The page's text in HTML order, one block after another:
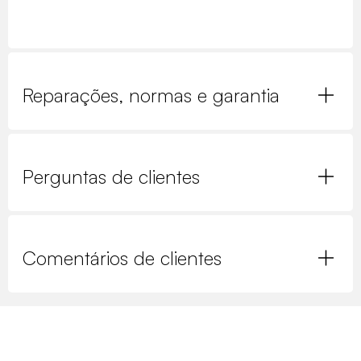
Reparações, normas e garantia
Perguntas de clientes
Comentários de clientes